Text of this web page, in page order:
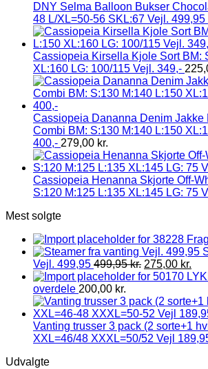
DNY Selma Balloon Bukser
48 L/XL=50-56 SKL:67 Vejl. 499,95
Cassiopeia Kirsella Kjole Sort BM:
XL:160 LG: 100/115 Vejl. 349,-
Cassiopeia Dananna Denim Jakke
Combi BM: S:130 M:140 L:150
400,- 279,00 kr.
Cassiopeia Henanna Skjorte Off-
S:120 M:125 L:135 XL:145 LG: 75
Mest solgte
Vejl. 499,95 499,95kr. 275,00 kr.
overdele 200,00 kr.
Vanting trusser 3 pack (2 sorte+1
XXL=46/48 XXXL=50/52 Vejl
Udvalgte